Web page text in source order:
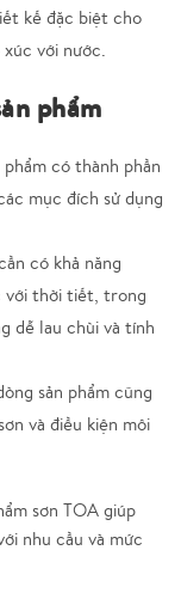
kế đặc biệt cho
với nước.
phẩm
có thành phần
mục đích sử dụng
có khả năng
với thời tiết, trong
dễ lau chùi và tính
sản phẩm cũng
và điều kiện môi
sơn TOA giúp
nhu cầu và mức